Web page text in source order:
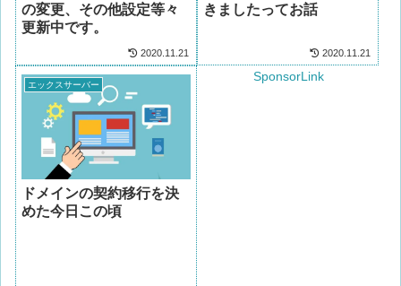
の変更、その他設定等々
更新中です。
2020.11.21
きましたってお話
2020.11.21
エックスサーバー
ドメインの契約移行を決
めた今日この頃
SponsorLink